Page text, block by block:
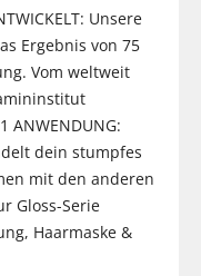
Unsere
Ergebnis von 75
Vom weltweit
ANWENDUNG:
dein stumpfes
mit den anderen
Gloss-Serie
Haarmaske &